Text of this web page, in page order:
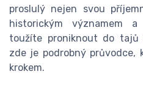
proslulý nejen svou
historickým významem
toužíte proniknout do tajů
zde je podrobný průvodce,
krokem.